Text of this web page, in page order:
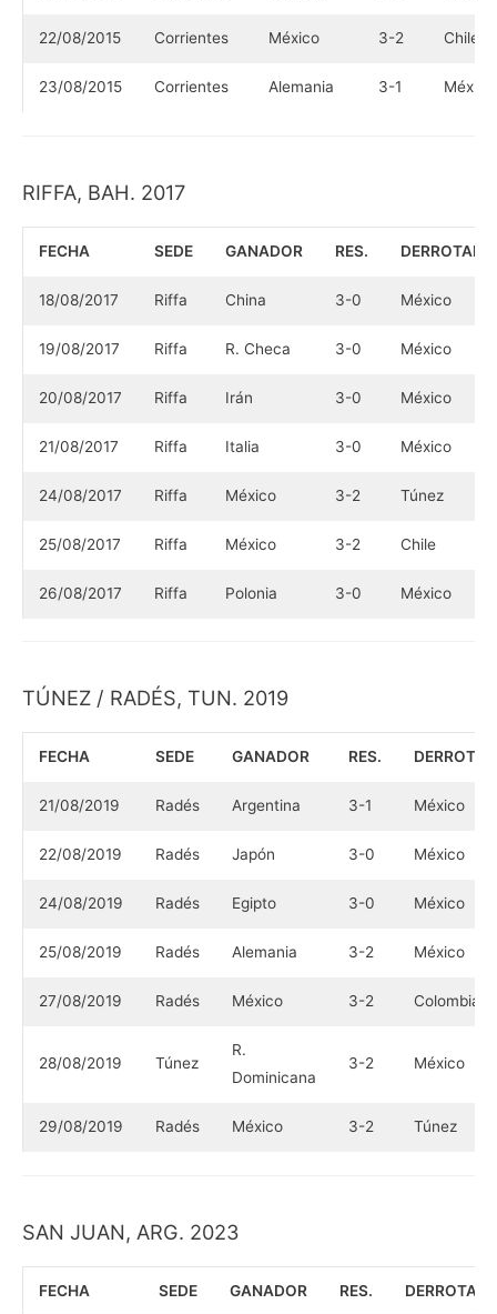
22/08/2015 Corrientes México 3-2 Chile
23/08/2015 Corrientes Alemania 3-1 México
RIFFA, BAH. 2017
FECHA SEDE GANADOR RES. DERROTADO
18/08/2017 Riffa China 3-0 México
19/08/2017 Riffa R. Checa 3-0 México
20/08/2017 Riffa Irán 3-0 México
21/08/2017 Riffa Italia 3-0 México
24/08/2017 Riffa México 3-2 Túnez
25/08/2017 Riffa México 3-2 Chile
26/08/2017 Riffa Polonia 3-0 México
TÚNEZ / RADÉS, TUN. 2019
FECHA SEDE GANADOR RES.
21/08/2019 Radés Argentina 3-1 México
22/08/2019 Radés Japón 3-0 México
24/08/2019 Radés Egipto 3-0 México
25/08/2019 Radés Alemania 3-2 México
27/08/2019 Radés México 3-2 Colombia
28/08/2019 Túnez
R.
Dominicana
3-2 México
29/08/2019 Radés México 3-2 Túnez
SAN JUAN, ARG. 2023
FECHA SEDE GANADOR RES.